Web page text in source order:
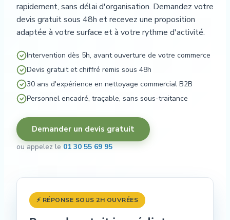
rapidement, sans délai d'organisation. Demandez votre
devis gratuit sous 48h et recevez une proposition
adaptée à votre surface et à votre rythme d'activité.
Intervention dès 5h, avant ouverture de votre commerce
Devis gratuit et chiffré remis sous 48h
30 ans d'expérience en nettoyage commercial B2B
Personnel encadré, traçable, sans sous-traitance
Demander un devis gratuit
ou appelez le01 30 55 69 95
⚡ RÉPONSE SOUS 2H OUVRÉES